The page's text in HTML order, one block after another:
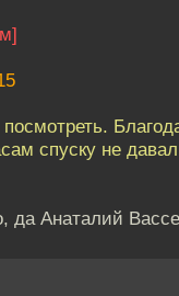
спуску не
да Анаталий